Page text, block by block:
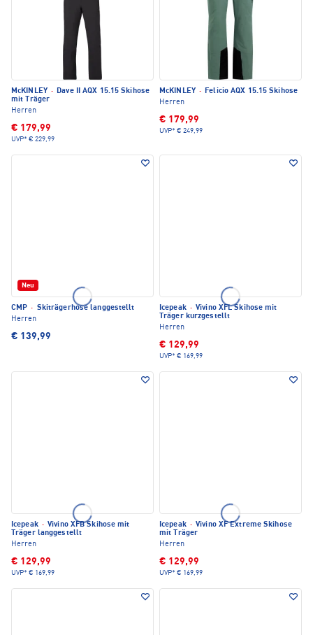
McKINLEY · Dave II AQX 15.15 Skihose
mit Träger
Herren
€ 179,99
UVP* € 229,99
McKINLEY · Felicio AQX 15.15 Skihose
Herren
€ 179,99
UVP* € 249,99
Neu
CMP · Skiträgerhose langgestellt
Herren
€ 139,99
Icepeak · Vivino XFL Skihose mit
Träger kurzgestellt
Herren
€ 129,99
UVP* € 169,99
Icepeak · Vivino XFB Skihose mit
Träger langgestellt
Herren
€ 129,99
UVP* € 169,99
Icepeak · Vivino XF Extreme Skihose
mit Träger
Herren
€ 129,99
UVP* € 169,99